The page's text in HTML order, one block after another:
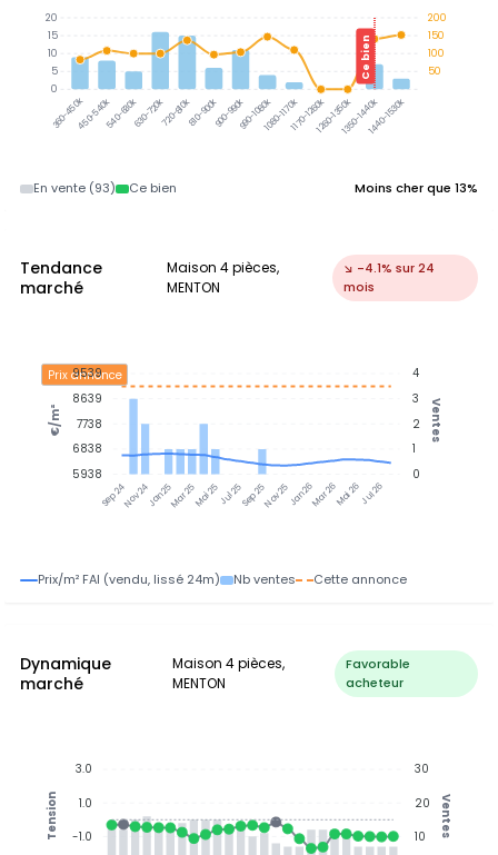
360-450k450-540k540-630k630-720k720-810k810-900k900-990k990-1080k1080-1170k1170-1260k1260-1350k1350-1440k1440-1530k
Ce bien
200
150
100
50
20
15
10
5
0
En vente (93) Ce bien Moins cher que 13%
Tendance
marché
Maison 4 pièces,
MENTON
↘ -4.1% sur 24
mois
Sep 24Nov 24Jan 25Mar 25Mai 25Jul 25Sep 25Nov 25Jan 26Mar 26Mai 26Jul 26
Prix annonce
4
3
2
1
0
Ventes
9539
8639
7738
6838
5938
€/m²
Prix/m² FAI (vendu, lissé 24m) Nb ventes Cette annonce
Dynamique
marché
Maison 4 pièces,
MENTON
Favorable
acheteur
30
20
10 Ventes
3.0
1.0
-1.0
Tension